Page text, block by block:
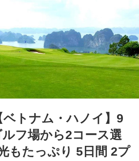
ベトナム・ハノイ】9
フ場から2コース選
もたっぷり 5日間 2プ